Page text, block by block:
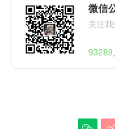
微信
关注
93289